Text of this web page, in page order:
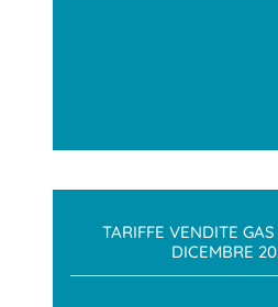
TARIFFE VENDITE
DICEMBRE